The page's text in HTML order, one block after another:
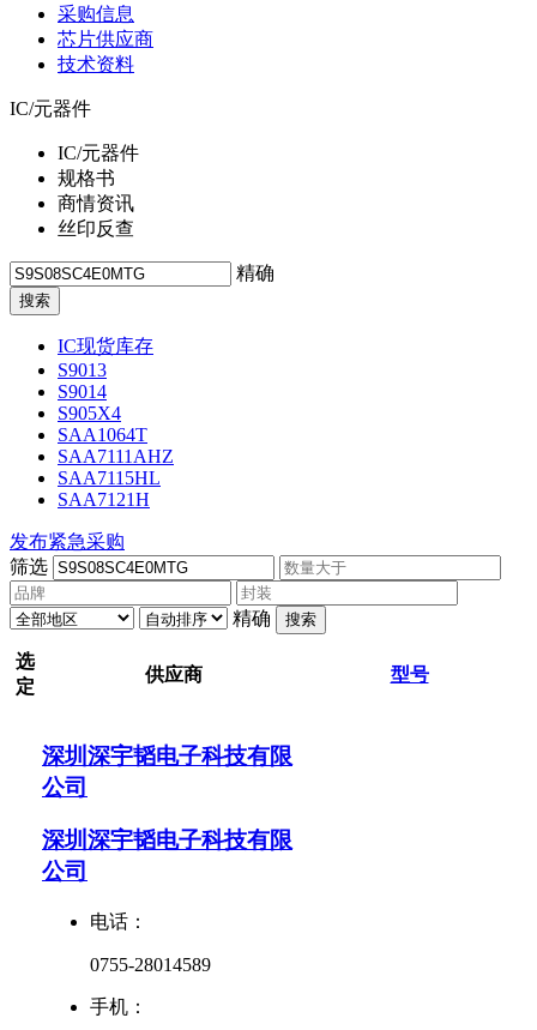
采购信息
芯片供应商
技术资料
IC/元器件
IC/元器件
规格书
商情资讯
丝印反查
精确
IC现货库存
S9013
S9014
S905X4
SAA1064T
SAA7111AHZ
SAA7115HL
SAA7121H
发布紧急采购
筛选
精确 搜索
选
定
供应商 型号
深圳深宇韬电子科技有限
公司
深圳深宇韬电子科技有限
公司
电话：
0755-28014589
手机：